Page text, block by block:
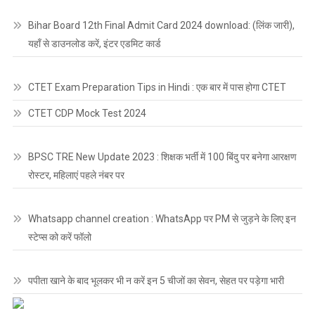
Bihar Board 12th Final Admit Card 2024 download: (लिंक जारी),
यहाँ से डाउनलोड करें, इंटर एडमिट कार्ड
CTET Exam Preparation Tips in Hindi : एक बार में पास होगा CTET
CTET CDP Mock Test 2024
BPSC TRE New Update 2023 : शिक्षक भर्ती में 100 बिंदु पर बनेगा आरक्षण
रोस्टर, महिलाएं पहले नंबर पर
Whatsapp channel creation : WhatsApp पर PM से जुड़ने के लिए इन
स्टेप्स को करें फॉलो
पपीता खाने के बाद भूलकर भी न करें इन 5 चीजों का सेवन, सेहत पर पड़ेगा भारी